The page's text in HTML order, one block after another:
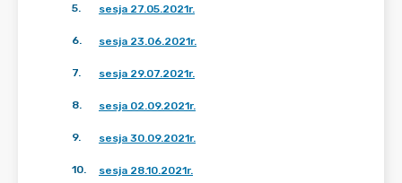
5. sesja 27.05.2021r.
6. sesja 23.06.2021r.
7. sesja 29.07.2021r.
8. sesja 02.09.2021r.
9. sesja 30.09.2021r.
10. sesja 28.10.2021r.